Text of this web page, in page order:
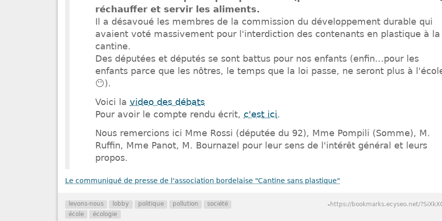
réchauffer et servir les aliments.
Il a désavoué les membres de la commission du développement durable qui
avaient voté massivement pour l'interdiction des contenants en plastique à la
cantine.
Des députées et députés se sont battus pour nos enfants (enfin...pour les
enfants parce que les nôtres, le temps que la loi passe, ne seront plus à
😶).
Voici lavideo des débats
Pour avoir le compte rendu écrit, c'est ici.
Nous remercions ici Mme Rossi (députée du 92), Mme Pompili (Somme), M.
Ruffin, Mme Panot, M. Bournazel pour leur sens de l'intérêt général et leurs
propos.
Le communiqué de presse de l'association bordelaise "Cantine sans plastique"
levons-nous lobby politique pollution
société
école
écologie
-https://bookmarks.ecyseo.net/